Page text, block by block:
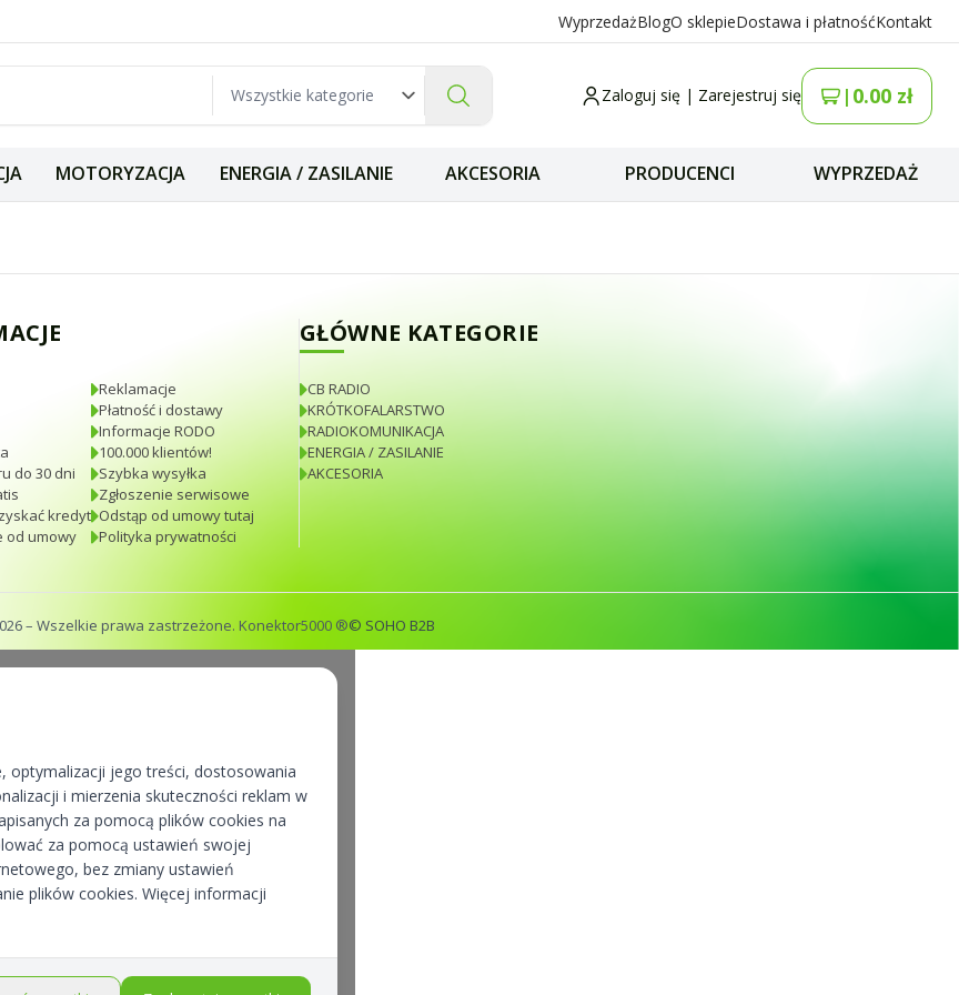
WyprzedażBlogO sklepieDostawa i płatnośćKontakt
Zaloguj się | Zarejestruj się | 0.00 zł
MOTORYZACJA ENERGIA / ZASILANIE AKCESORIA PRODUCENCI WYPRZEDAŻ
z kablem 5m RG58
do 30 dni
kredyt
od umowy
Reklamacje
Płatność i dostawy
Informacje RODO
100.000 klientów!
Szybka wysyłka
Zgłoszenie serwisowe
Odstąp od umowy tutaj
Polityka prywatności
GŁÓWNE KATEGORIE
CB RADIO
KRÓTKOFALARSTWO
RADIOKOMUNIKACJA
ENERGIA / ZASILANIE
AKCESORIA
– Wszelkie prawa zastrzeżone. Konektor5000 ®© SOHO B2B
optymalizacji jego treści, dostosowania
i mierzenia skuteczności reklam w
za pomocą plików cookies na
za pomocą ustawień swojej
bez zmiany ustawień
plików cookies. Więcej informacji